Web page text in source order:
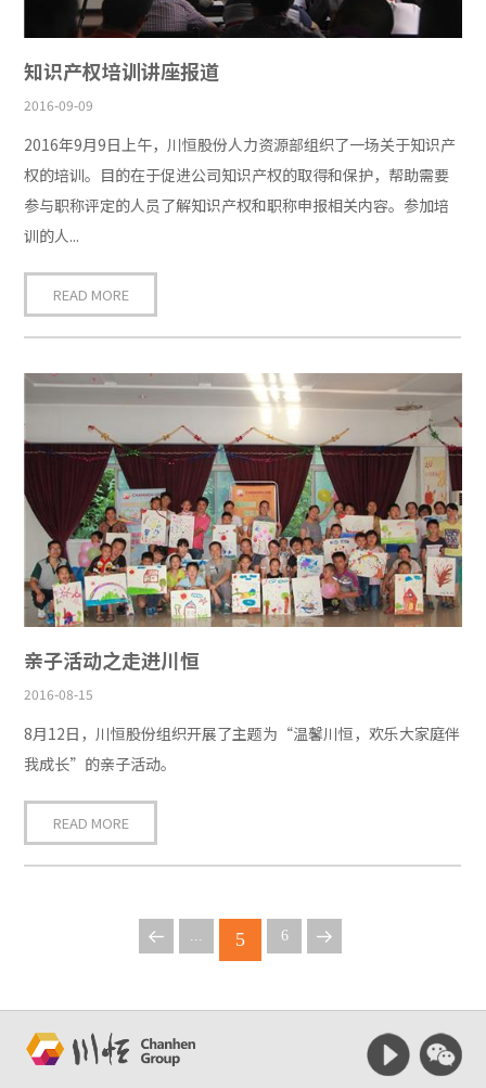
知识产权培训讲座报道
2016-09-09
2016年9月9日上午，川恒股份人力资源部组织了一场关于知识产
权的培训。目的在于促进公司知识产权的取得和保护，帮助需要
参与职称评定的人员了解知识产权和职称申报相关内容。参加培
训的人...
READ MORE
亲子活动之走进川恒
2016-08-15
8月12日，川恒股份组织开展了主题为“温馨川恒，欢乐大家庭伴
我成长”的亲子活动。
READ MORE
... 5 6